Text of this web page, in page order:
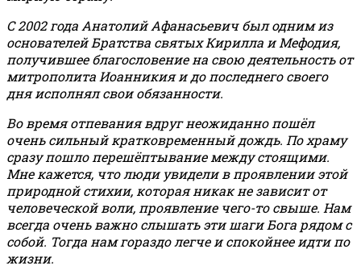
С 2002 года Анатолий Афанасьевич был одним из
основателей Братства святых Кирилла и Мефодия,
получившее благословение на свою деятельность от
митрополита Иоанникия и до последнего своего
дня исполнял свои обязанности.
Во время отпевания вдруг неожиданно пошёл
очень сильный кратковременный дождь. По храму
сразу пошло перешёптывание между стоящими.
Мне кажется, что люди увидели в проявлении этой
природной стихии, которая никак не зависит от
человеческой воли, проявление чего-то свыше. Нам
всегда очень важно слышать эти шаги Бога рядом с
собой. Тогда нам гораздо легче и спокойнее идти по
жизни.